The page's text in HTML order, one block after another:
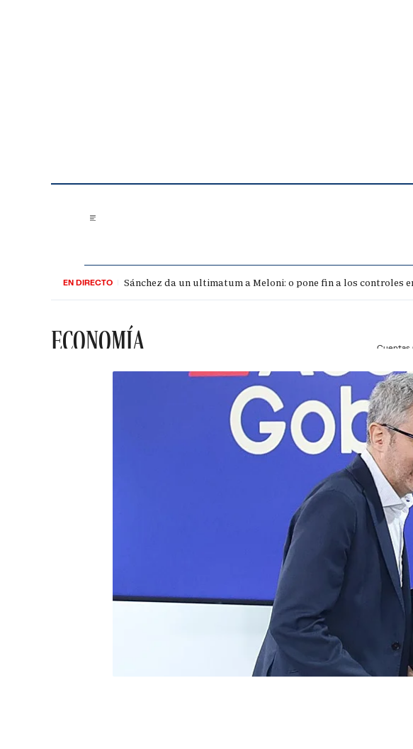
EN DIRECTO Sánchez da un ultimatum a Meloni: o pone fin a los controles
ECONOMÍA Cuentas